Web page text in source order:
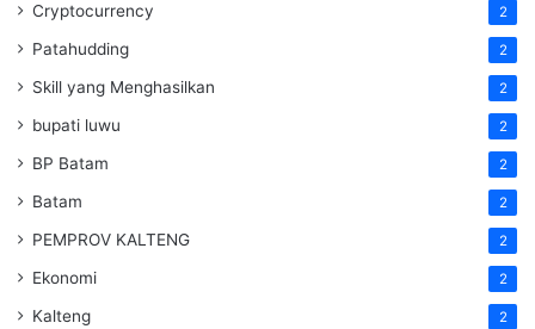
Cryptocurrency 2
Patahudding 2
Skill yang Menghasilkan 2
bupati luwu 2
BP Batam 2
Batam 2
PEMPROV KALTENG 2
Ekonomi 2
Kalteng 2